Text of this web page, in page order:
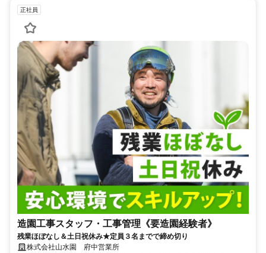
正社員
造園工事スタッフ・工事管理《要造園経験者》
残業ほぼなし＆土日祝休み★定員３名までで締め切り
株式会社山水園 府中営業所